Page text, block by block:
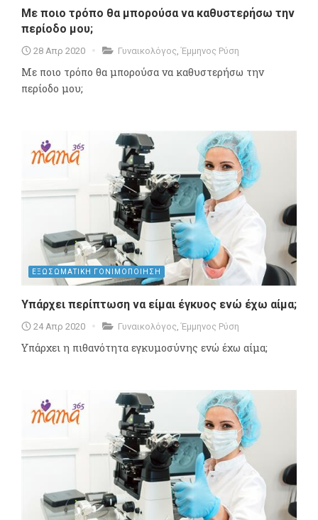
Με ποιο τρόπο θα μπορούσα να καθυστερήσω την
περίοδο μου;
28 Απρ 2020 Γυναικολόγος ,Έμμηνος Ρύση
Με ποιο τρόπο θα μπορούσα να καθυστερήσω την
περίοδο μου;
ΕΞΩΣΩΜΑΤΙΚΗ ΓΟΝΙΜΟΠΟΙΗΣΗ
Υπάρχει περίπτωση να είμαι έγκυος ενώ έχω αίμα;
24 Απρ 2020 Γυναικολόγος ,Έμμηνος Ρύση
Υπάρχει η πιθανότητα εγκυμοσύνης ενώ έχω αίμα;